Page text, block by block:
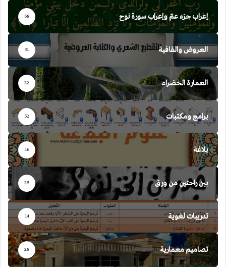
إعراب جزء عمّ وإعراب سورة نوح 68
العروض والقافية 31
العمارة الخضراء 22
برامج ومكتبات 52
بلاغة 16
بين راحتين من ورق 25
تدريبات لغوية 14
تصاميم معمارية 28